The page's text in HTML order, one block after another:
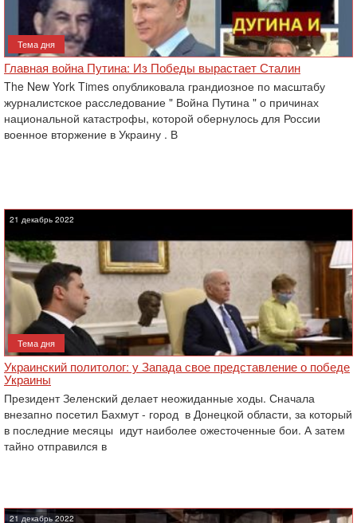
Тема дня
Главная война Путина: Из Победы вырастает Сталин
The New York Times опубликовала грандиозное по масштабу
журналистское расследование " Война Путина " о причинах
национальной катастрофы, которой обернулось для России
военное вторжение в Украину . В
21 декабрь 2022
Тема дня
Украинский политолог: у Запада свое представление о победе
Украины
Президент Зеленский делает неожиданные ходы. Сначала
внезапно посетил Бахмут - город ‎ в Донецкой области, за который
в последние месяцы ‎ идут наиболее ожесточенные бои. А затем
тайно отправился в
21 декабрь 2022